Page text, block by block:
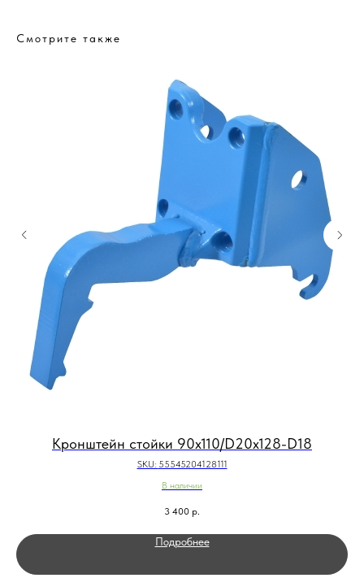
Смотрите также
Кронштейн стойки 90x110/D20x128-D18
SKU: 55545204128111
В наличии
3 400 р.
Подробнее